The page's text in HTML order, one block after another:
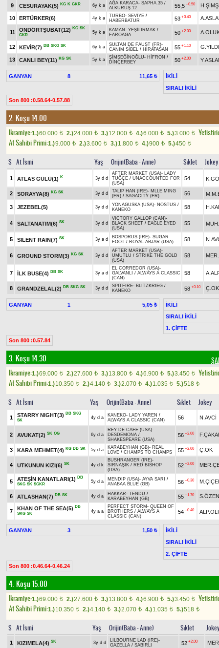
9 CESURAYAK(5) KG K GKR 6y k a AĞA KARACA- SAPHA.35 /
ALKURUŞ.12
55,5 +0.50
10 ERTÜRKER(6) 4y k a TURBO- SEVİYE /
HABERBATUR
53 +0.40
11 ONDÖRTŞUBAT(12) KG SK
GKR
5y k a KAMAN - YEŞİLIRMAK /
FAROAGA
50 +2.00
12 KEVİR(7) DB SKG SK 6y k a SULTAN DE FAUST (FR)-
CANIM SİBEL / HİRATASAN 55 +1.10
13 CANLI BEY(11) KG SK 5y k a ŞİMŞEĞİNOĞLU- HİFRON /
DİNÇERBEY
50 +2.00
GANYAN 8 11,65 ₺
İKİLİ
SIRALI İKİLİ
Son 800 :0.58.64-0.57.88
2. Koşu 14.00
Ikramiye:1.)60.000 t 2.)24.000 t 3.)12.000 t 4.)6.000 t 5.)3.000 t
At Sahibi Primi:1.)9.000 t 2.)3.600 t 3.)1.800 t 4.)900 t 5.)450 t
S At İsmi Yaş Orijin(Baba - Anne) Sıklet Jokey
1 ATLAS GÜLÜ(1) K 3y d d
AFTER MARKET (USA)- LADY
TUĞÇE / UNACCOUNTED FOR
(USA)
54
2 SORAYYA(8) KG SK 3y d d TALIP HAN (IRE)- MLLE MING
(FR) / SAGACITY (FR) 56
3 JEZEBEL(5) 3y d d YONAGUSKA (USA)- NOSTUS /
KANEKO
58
4 SALTANATIM(6) SK 3y d d
VICTORY GALLOP (CAN)-
BLACK SHEET / EAGLE EYED
(USA)
55
5 SILENT RAIN(7) SK 3y a d BOSPORUS (IRE)- SUGAR
FOOT / ROYAL ABJAR (USA) 58
6 GROUND STORM(3) KG SK 3y d d
AFTER MARKET (USA)-
UMUTLU / STRIKE THE GOLD
(USA)
58
7 İLK BUSE(4) DB SK 3y a d
EL CORREDOR (USA)-
GALVANLI / ALWAYS A CLASSIC
(CAN)
58
8 GRANDZELAL(2) DB SKG SK 3y d d SPITFIRE- BLITZKRIEG /
KANEKO
58 +0.10 Ç.OK
GANYAN 1 5,05 ₺
İKİLİ
SIRALI İKİLİ
1. ÇİFTE
Son 800 :0.57.84
3. Koşu 14.30
Ikramiye:1.)69.000 t 2.)27.600 t 3.)13.800 t 4.)6.900 t 5.)3.450 t
At Sahibi Primi:1.)10.350 t 2.)4.140 t 3.)2.070 t 4.)1.035 t 5.)518 t
S At İsmi Yaş Orijin(Baba - Anne) Sıklet Jokey
1 STARRY NIGHT(3) DB SKG
SK
4y d a KANEKO- LADY YAREN /
ALWAYS A CLASSIC (CAN)
56 N.AVCİ
2 AVUKAT(2) SK ÖG 6y d a
REY DE CAFE (USA)-
DESDEMONA /
SHAKESPEARE (USA)
56 +2.00
3 KARA MEHMET(4) KG DB SK 5y d a KARABEYHAN (GB)- REAL
LOVE / CHAMPS TO CHAMPS 55 +2.00 Ç.OK
4 UTKUNUN KIZI(6) SK 4y d k
BUSHRANGER (IRE)-
SIRNAŞIK / RED BISHOP
(USA)
52 +2.00
5 ATEŞİN KANATLARI(1) DB
SKG SK SGKR
5y d a MENDIP (USA)- AYVA SARI
/
ANABAA BLUE (GB)
56 +0.30
6 ATLASHAN(7) DB SK 4y d a HAKKAR- TENDÜ /
KARABEYHAN (GB)
55 +1.70 S.ÖZEN
7
KHAN OF THE SEA(5) DB
SKG SK 4y a a
PERFECT STORM - QUEEN OF
BROTHERS / ALWAYS A
CLASSIC (CAN)
54 +0.40
GANYAN 3 1,50 ₺
İKİLİ
SIRALI İKİLİ
2. ÇİFTE
Son 800 :0.46.64-0.46.24
4. Koşu 15.00
Ikramiye:1.)69.000 t 2.)27.600 t 3.)13.800 t 4.)6.900 t 5.)3.450 t
At Sahibi Primi:1.)10.350 t 2.)4.140 t 3.)2.070 t 4.)1.035 t 5.)518 t
S At İsmi Yaş Orijin(Baba - Anne) Sıklet
1 KIZIMELA(4) SK 3y d d LILBOURNE LAD (IRE)-
GAZELLA / SABIRLI 52 +2.00